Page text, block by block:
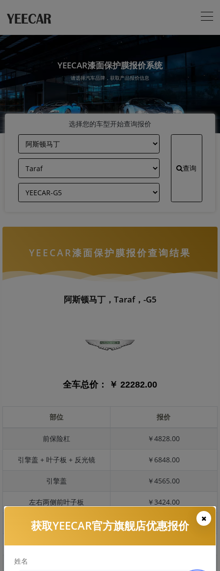
YEECAR漆面保护膜报价系统
请选择汽车品牌，获取产品报价信息
选择您的车型开始查询报价
查询
YEECAR漆面保护膜报价查询结果
阿斯顿马丁，Taraf，-G5
全车总价： ￥ 22282.00
部位 报价
前保险杠 ￥4828.00
引擎盖 + 叶子板 + 反光镜 ￥6848.00
引擎盖 ￥4565.00
左右两侧前叶子板 ￥3424.00
反光镜 ￥684.00
后保险杠 ￥4106.00
获取YEECAR官方旗舰店优惠报价
姓名